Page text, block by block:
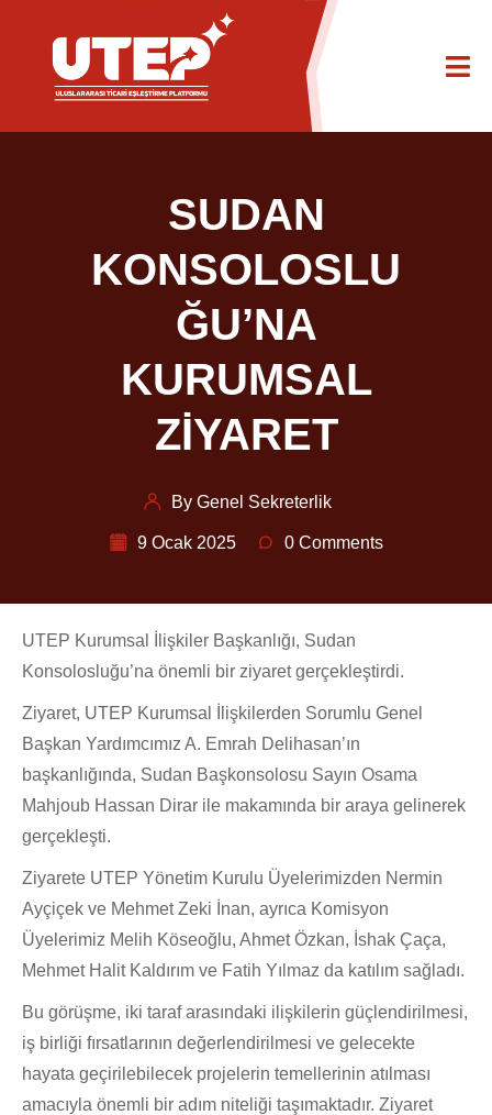
SUDAN
KONSOLOSLU
ĞU’NA
KURUMSAL
ZİYARET
By Genel Sekreterlik
9 Ocak 2025 0 Comments
UTEP Kurumsal İlişkiler Başkanlığı, Sudan
Konsolosluğu’na önemli bir ziyaret gerçekleştirdi.
Ziyaret, UTEP Kurumsal İlişkilerden Sorumlu Genel
Başkan Yardımcımız A. Emrah Delihasan’ın
başkanlığında, Sudan Başkonsolosu Sayın Osama
Mahjoub Hassan Dirar ile makamında bir araya gelinerek
gerçekleşti.
Ziyarete UTEP Yönetim Kurulu Üyelerimizden Nermin
Ayçiçek ve Mehmet Zeki İnan, ayrıca Komisyon
Üyelerimiz Melih Köseoğlu, Ahmet Özkan, İshak Çaça,
Mehmet Halit Kaldırım ve Fatih Yılmaz da katılım sağladı.
Bu görüşme, iki taraf arasındaki ilişkilerin güçlendirilmesi,
iş birliği fırsatlarının değerlendirilmesi ve gelecekte
hayata geçirilebilecek projelerin temellerinin atılması
amacıyla önemli bir adım niteliği taşımaktadır. Ziyaret